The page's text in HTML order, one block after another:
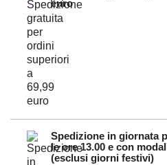
euro
Spedizione in giornata
le ore 13.00 e con
(esclusi giorni festivi)